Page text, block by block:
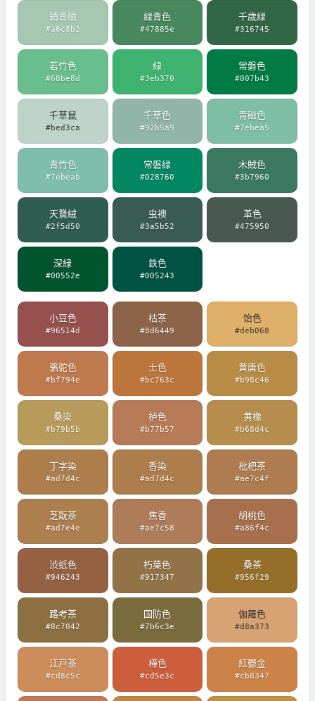
錆青磁
#a6c8b2
緑青色
#47885e
千歳緑
#316745
若竹色
#68be8d
緑
#3eb370
常磐色
#007b43
千草鼠
#bed3ca
千草色
#92b5a9
青磁色
#7ebea5
青竹色
#7ebeab
常磐緑
#028760
木賊色
#3b7960
天鵞絨
#2f5d50
虫襖
#3a5b52
革色
#475950
深緑
#00552e
鉄色
#005243
小豆色
#96514d
枯茶
#8d6449
饴色
#deb068
骆驼色
#bf794e
土色
#bc763c
黄唐色
#b98c46
桑染
#b79b5b
栌色
#b77b57
黄橡
#b68d4c
丁字染
#ad7d4c
香染
#ad7d4c
枇杷茶
#ae7c4f
芝翫茶
#ad7e4e
焦香
#ae7c58
胡桃色
#a86f4c
渋纸色
#946243
朽葉色
#917347
桑茶
#956f29
路考茶
#8c7042
国防色
#7b6c3e
伽羅色
#d8a373
江戸茶
#cd8c5c
樺色
#cd5e3c
紅鬱金
#cb8347